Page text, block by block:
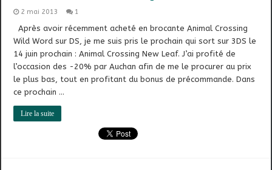
2 mai 2013 1
Après avoir récemment acheté en brocante Animal Crossing
Wild Word sur DS, je me suis pris le prochain qui sort sur 3DS le
14 juin prochain : Animal Crossing New Leaf. J’ai profité de
l’occasion des -20% par Auchan afin de me le procurer au prix
le plus bas, tout en profitant du bonus de précommande. Dans
ce prochain …
Lire la suite